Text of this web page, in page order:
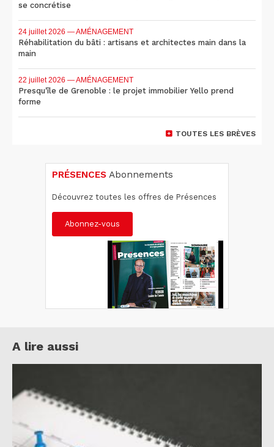
se concrétise
24 juillet 2026 — AMÉNAGEMENT
Réhabilitation du bâti : artisans et architectes main dans la
main
22 juillet 2026 — AMÉNAGEMENT
Presqu'île de Grenoble : le projet immobilier Yello prend
forme
TOUTES LES BRÈVES
PRÉSENCES Abonnements
Découvrez toutes les offres de Présences
Abonnez-vous
A lire aussi